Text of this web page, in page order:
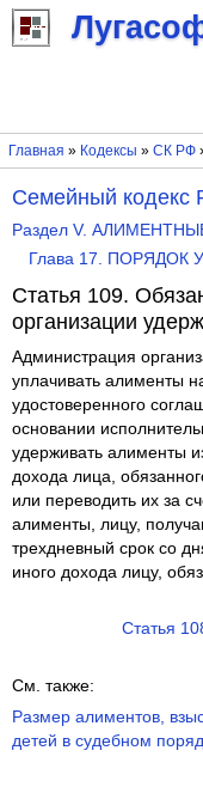
Главная » Кодексы » СК РФ
Семейный кодекс
Раздел V.
Глава 17.
Статья 109.
организации
Администрация
уплачивать алименты
удостоверенного
основании
удерживать алименты
дохода лица,
или переводить их за
алименты, лицу,
трехдневный срок со
иного дохода лицу,
Статья
См. также:
Размер алиментов,
детей в судебном